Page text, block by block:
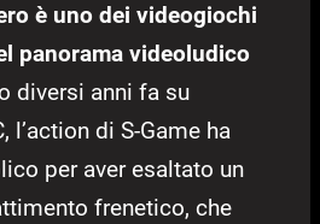
è uno dei videogiochi
panorama videoludico
diversi anni fa su
l’action di S-Game ha
per aver esaltato un
frenetico, che